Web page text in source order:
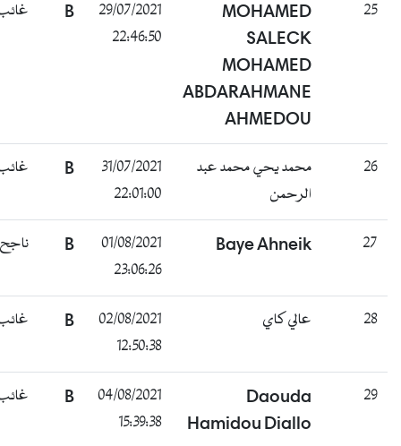
MOHAMED
SALECK
MOHAMED
ABDARAHMANE
AHMEDOU
29/07/2021
22:46:50
غائب
محمد يحي محمد عبد
الرحمن
31/07/2021
22:01:00
غائب
Baye Ahneik
01/08/2021
23:06:26
ناجح
عالي كاي
02/08/2021
12:50:38
غائب
Daouda
Hamidou Diallo
04/08/2021
15:39:38
غائب